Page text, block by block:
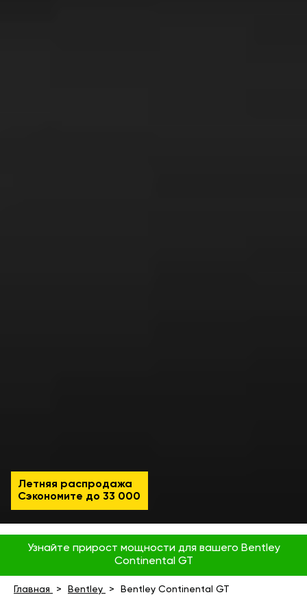
Летняя распродажа
Сэкономите до 33 000
Узнайте прирост мощности для вашего Bentley
Continental GT
Главная Bentley Bentley Continental GT